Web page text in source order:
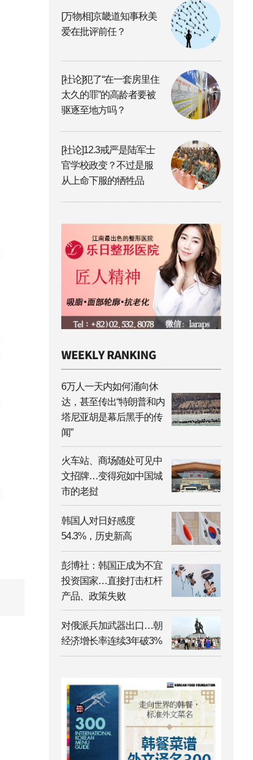
[万物相]京畿道知事秋美
爱在批评前任？
[社论]犯了“在一套房里住
太久的罪”的高龄者要被
驱逐至地方吗？
[社论]12.3戒严是陆军士
官学校政变？不过是服
从上命下服的牺牲品
6万人一天内如何涌向休
达，甚至传出“特朗普和内
塔尼亚胡是幕后黑手的传
闻”
火车站、商场随处可见中
文招牌…变得宛如中国城
市的老挝
韩国人对日好感度
54.3%，历史新高
彭博社：韩国正成为不宜
投资国家…直接打击杠杆
产品、政策失败
对俄派兵加武器出口…朝
经济增长率连续3年破3%